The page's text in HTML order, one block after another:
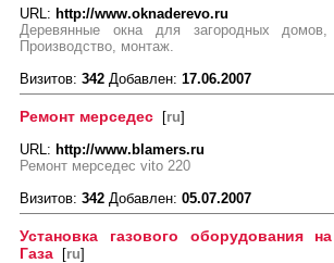
URL: http://www.oknaderevo.ru
Деревянные окна для загородных домов,
Производство, монтаж.
Визитов: 342 Добавлен: 17.06.2007
Ремонт мерседес [ru]
URL: http://www.blamers.ru
Ремонт мерседес vito 220
Визитов: 342 Добавлен: 05.07.2007
Установка газового оборудования
Газа [ru]